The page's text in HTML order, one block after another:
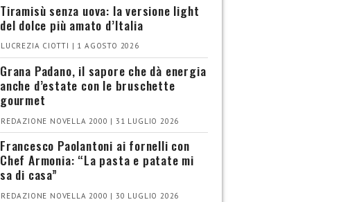
Tiramisù senza uova: la versione light
del dolce più amato d’Italia
LUCREZIA CIOTTI | 1 AGOSTO 2026
Grana Padano, il sapore che dà energia
anche d’estate con le bruschette
gourmet
REDAZIONE NOVELLA 2000 | 31 LUGLIO 2026
Francesco Paolantoni ai fornelli con
Chef Armonia: “La pasta e patate mi
sa di casa”
REDAZIONE NOVELLA 2000 | 30 LUGLIO 2026